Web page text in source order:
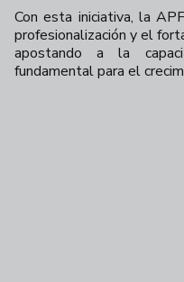
Con esta iniciativa, la
profesionalización y el
apostando a la
fundamental para el